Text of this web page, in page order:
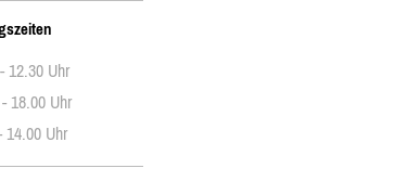
12.30 Uhr
Uhr
Uhr